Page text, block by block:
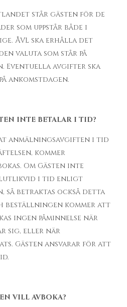
står gästen för de
som uppstår både i
ÅVL ska erhålla det
valuta som står på
Eventuella avgifter ska
ankomstdagen.
INTE BETALAR I TID?
anmälningsavgiften i tid
kommer
Om Gästen inte
i tid enligt
så betraktas också detta
beställningen kommer att
ingen påminnelse när
sig, eller när
Gästen ansvarar för att
VILL AVBOKA?